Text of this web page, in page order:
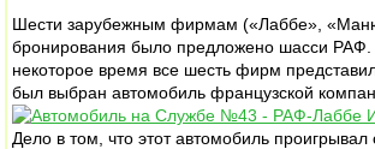
Шести зарубежным фирмам («Лаббе»,
бронирования было предложено шасси РАФ.
некоторое время все шесть фирм
был выбран автомобиль французской
Дело в том, что этот автомобиль